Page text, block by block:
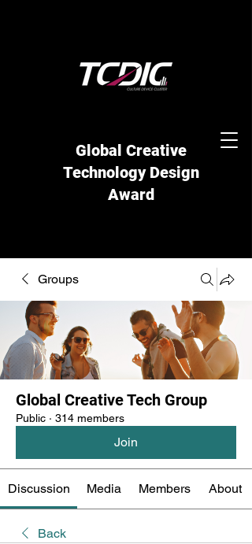
Global Creative
Technology Design
Award
Groups
Global Creative Tech Group
Public · 314 members
Join
Discussion Media Members About
Back